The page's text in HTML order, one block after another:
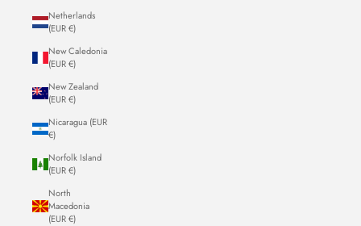
Netherlands
(EUR €)
New Caledonia
(EUR €)
New Zealand
(EUR €)
Nicaragua (EUR
€)
Norfolk Island
(EUR €)
North
Macedonia
(EUR €)